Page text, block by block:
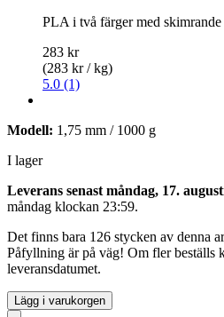
PLA i två färger med
283 kr
(283 kr / kg)
5.0 (1)
Modell: 1,75 mm / 1000 g
I lager
Leverans senast måndag, 17.
måndag klockan 23:59.
Det finns bara 126 stycken av denna
Påfyllning är på väg! Om fler beställs
leveransdatumet.
Lägg i varukorgen